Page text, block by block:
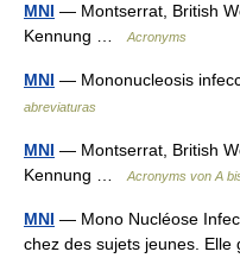
MNI — Montserrat, British
Kennung …
Acronyms
MNI — Mononucleosis
abreviaturas
MNI — Montserrat, British
Kennung …
Acronyms von A
MNI — Mono Nucléose
chez des sujets jeunes.